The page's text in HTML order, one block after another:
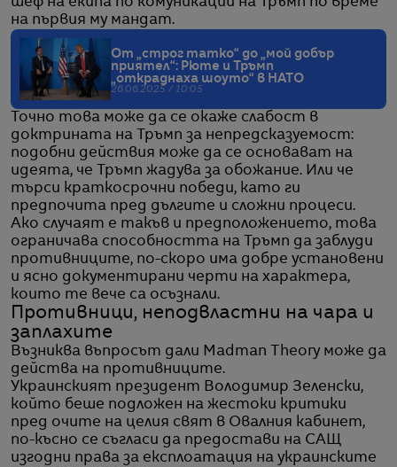
на първия му мандат.
От „строг татко“ до „мой добър
приятел“: Рюте и Тръмп
„откраднаха шоуто“ в НАТО
26.06.2025 / 10:05
Точно това може да се окаже слабост в
доктрината на Тръмп за непредсказуемост:
подобни действия може да се основават на
идеята, че Тръмп жадува за обожание. Или че
търси краткосрочни победи, като ги
предпочита пред дългите и сложни процеси.
Ако случаят е такъв и предположението, това
ограничава способността на Тръмп да заблуди
противниците, по-скоро има добре установени
и ясно документирани черти на характера,
които те вече са осъзнали.
Противници, неподвластни на чара и
заплахите
Възниква въпросът дали Madman Theory може да
действа на противниците.
Украинският президент Володимир Зеленски,
който беше подложен на жестоки критики
пред очите на целия свят в Овалния кабинет,
по-късно се съгласи да предостави на САЩ
изгодни права за експлоатация на украинските